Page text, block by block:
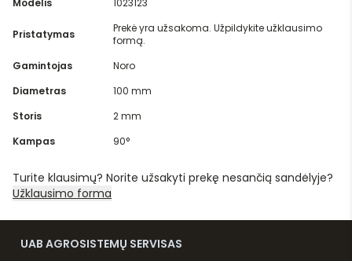
Pristatymas
Prekė yra užsakoma. Užpildykite užklausimo
formą.
Gamintojas
Noro
Diametras
100 mm
Storis
2 mm
Kampas
90°
Turite klausimų? Norite užsakyti prekę nesančią sandėlyje?
Užklausimo forma
UAB AGROSISTEMŲ SERVISAS